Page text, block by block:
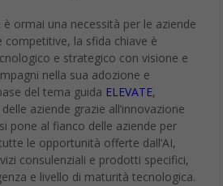
è ormai una necessità per le aziende
competitive, la sfida chiave è
e strategico con visione e
nella sua adozione e
del tema guida ELEVATE,
aziende grazie all’innovazione
pone al fianco delle aziende per
le opportunità offerte dall’AI,
consulenziali e prodotti specifici,
e livello di maturità tecnologica.